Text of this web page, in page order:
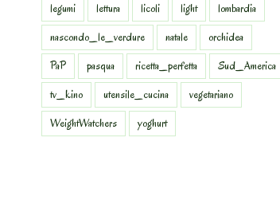
legumi
lettura licoli light
lombardia
nascondo_le_verdure
natale
orchidea
PaP
pasqua ricetta_perfetta
Sud_America
tv_kino
utensile_cucina
vegetariano
WeightWatchers
yoghurt